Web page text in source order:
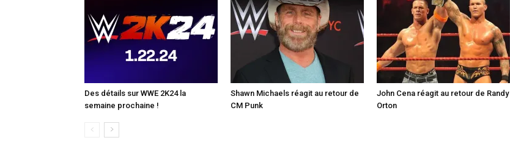
Des détails sur WWE 2K24 la
semaine prochaine !
Shawn Michaels réagit au retour de
CM Punk
John Cena réagit au retour de Randy
Orton